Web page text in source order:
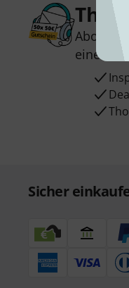
einen von
Sicher